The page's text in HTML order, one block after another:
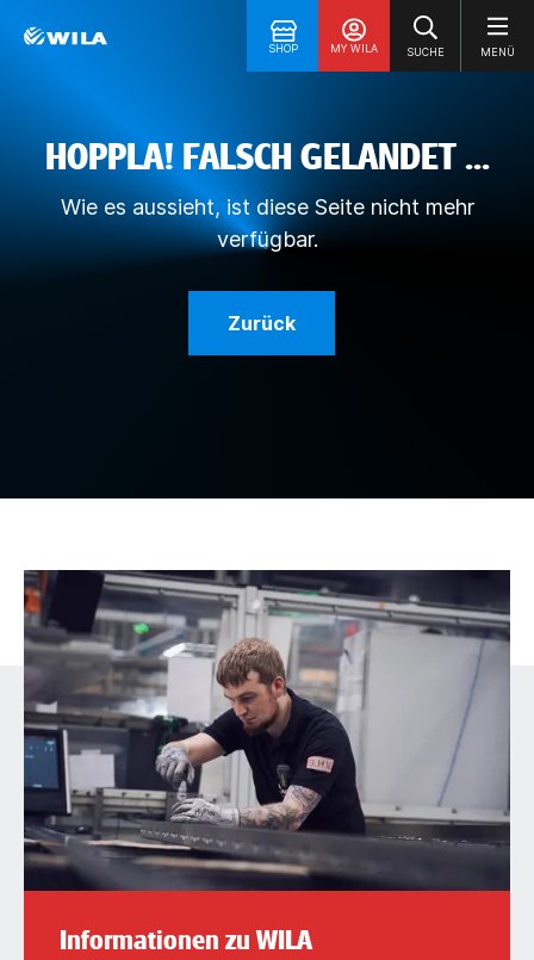
SHOP MY WILA SUCHE MENÜ
HOPPLA! FALSCH GELANDET ...
Wie es aussieht, ist diese Seite nicht mehr
verfügbar.
Zurück
Informationen zu WILA